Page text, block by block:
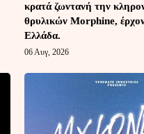
κρατά ζωντανή την
θρυλικών Morphine,
Ελλάδα.
06 Αυγ, 2026